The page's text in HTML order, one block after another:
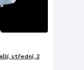
střední, 2